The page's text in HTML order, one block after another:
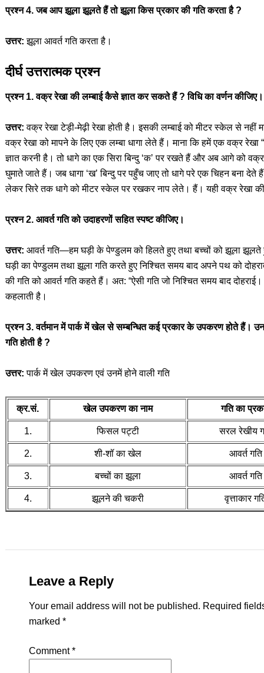
प्रश्न 4. जब आप झूला झूलते हैं तो झूला किस प्रकार की गति करता है ?
उत्तर: झूला आवर्त गति करता है।
दीर्घ उत्तरात्मक प्रश्न
प्रश्न 1. वक्र रेखा की लम्बाई कैसे ज्ञात कर सकते हैं ? विधि का वर्णन कीजिए।
उत्तर: वक्र रेखा टेड़ी-मेढ़ी रेखा होती है। इसकी लम्बाई को मीटर स्केल से नहीं
वक्र रेखा को मापने के लिए एक लम्बा धागा लेते हैं। माना कि हमें एक वक्र रेखा
ज्ञात करनी है। तो धागे का एक सिरा बिन्दु ‘क’ पर रखते हैं और अब आगे को
घुमाते जाते हैं। जब धागा ‘ख’ बिन्दु पर पहुँच जाए तो धागे परे एक चिहन बना
लेकर सिरे तक धागे को मीटर स्केल पर रखकर नाप लेते। हैं। यही वक्र रेखा की
प्रश्न 2. आवर्त गति को उदाहरणों सहित स्पष्ट कीजिए।
उत्तर: आवर्त गति—हम घड़ी के पेण्डुलम को हिलते हुए तथा बच्चों को झूला
घड़ी का पेण्डुलम तथा झूला गति करते हुए निश्चित समय बाद अपने पथ को
की गति को आवर्त गति कहते हैं। अत: “ऐसी गति जो निश्चित समय बाद दोहराई।
कहलाती है।
प्रश्न 3. वर्तमान में पार्क में खेल से सम्बन्धित कई प्रकार के उपकरण होते हैं।
गति होती है ?
उत्तर: पार्क में खेल उपकरण एवं उनमें होने वाली गति
क्र.सं. खेल उपकरण का नाम गति का
1. फिसल पट्टी सरल रेखीय
2. शी-शॉ का खेल आवर्त गति
3. बच्चों का झूला आवर्त गति
4. झूलने की चकरी वृत्ताकार
Leave a Reply
Your email address will not be published. Required
marked *
Comment*